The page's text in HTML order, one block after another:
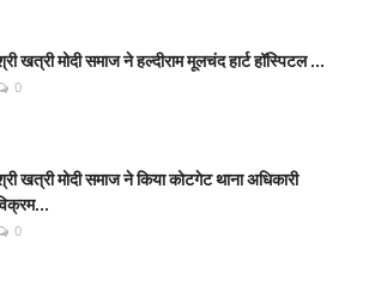
खत्री मोदी समाज ने हल्दीराम मूलचंद हार्ट हॉस्पिटल ...
0
खत्री मोदी समाज ने किया कोटगेट थाना अधिकारी
0